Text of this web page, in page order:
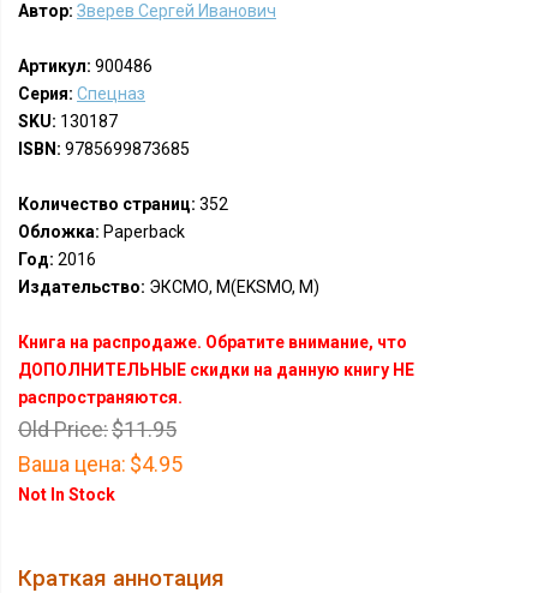
Автор: Зверев Сергей Иванович
Артикул: 900486
Серия: Спецназ
SKU: 130187
ISBN: 9785699873685
Количество страниц: 352
Обложка: Paperback
Год: 2016
Издательство: ЭКСМО, М(EKSMO, M)
Книга на распродаже. Обратите внимание, что
ДОПОЛНИТЕЛЬНЫЕ скидки на данную книгу НЕ
распространяются.
Old Price:$11.95
Ваша цена: $4.95
Not In Stock
Краткая аннотация